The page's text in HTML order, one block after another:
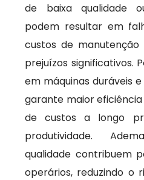
de baixa qualidade
podem resultar em
custos de manutenção
prejuízos significativos.
em máquinas duráveis
garante maior
de custos a longo
produtividade.
qualidade contribuem
operários, reduzindo o